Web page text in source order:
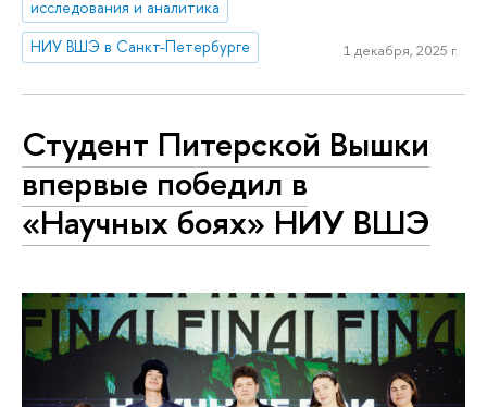
исследования и аналитика
НИУ ВШЭ в Санкт-Петербурге
1 декабря, 2025 г.
Студент Питерской Вышки
впервые победил в
«Научных боях» НИУ ВШЭ